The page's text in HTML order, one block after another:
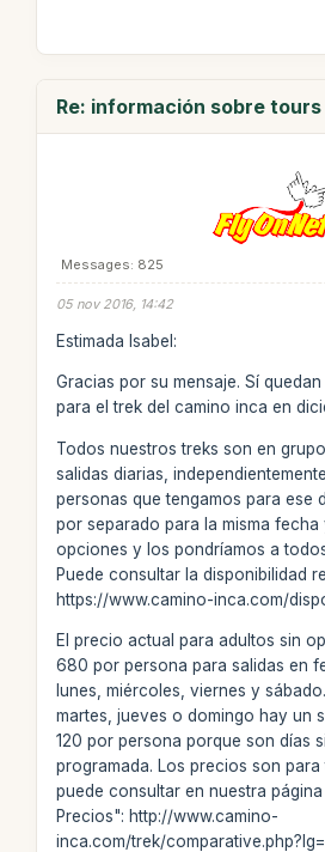
Re: información sobre tours
Messages: 825
05 nov 2016, 14:42
Estimada Isabel:
Gracias por su mensaje. Sí
para el trek del camino inca en
Todos nuestros treks son en
salidas diarias,
personas que tengamos para ese
por separado para la misma fecha
opciones y los pondríamos a
Puede consultar la disponibilidad
https://www.camino-inca.com/
El precio actual para adultos sin
680 por persona para salidas en
lunes, miércoles, viernes y
martes, jueves o domingo hay un
120 por persona porque son días
programada. Los precios son
puede consultar en nuestra
Precios": http://www.camino-
inca.com/trek/